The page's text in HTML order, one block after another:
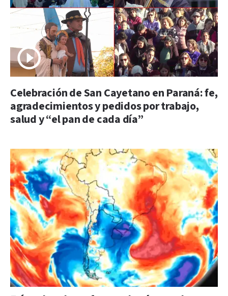
Celebración de San Cayetano en Paraná: fe,
agradecimientos y pedidos por trabajo,
salud y “el pan de cada día”